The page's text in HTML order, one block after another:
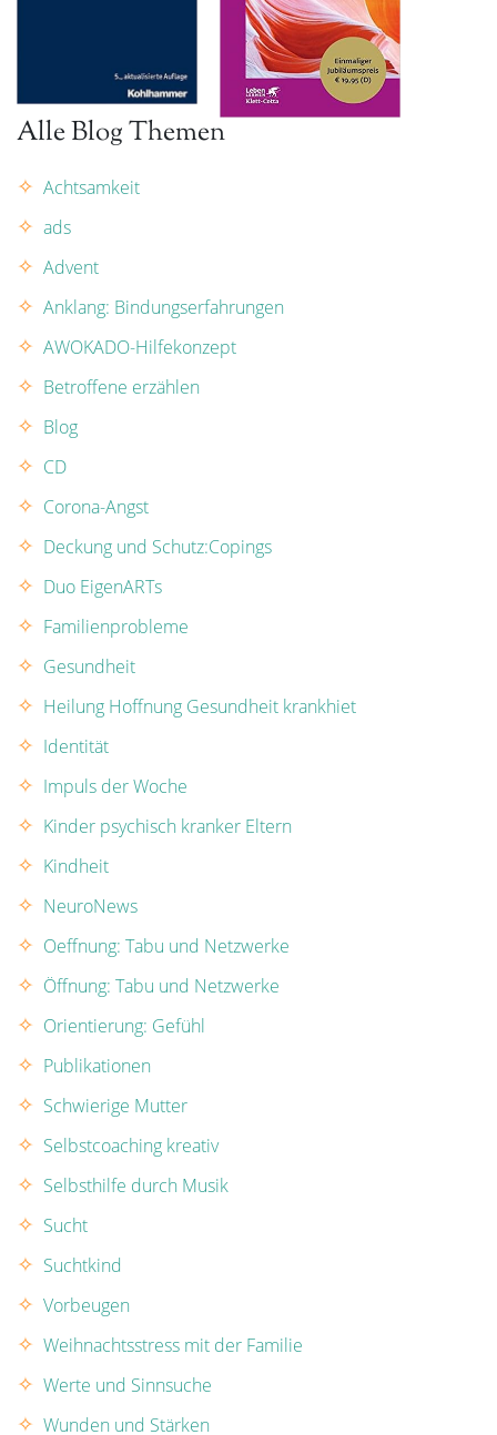
Alle Blog Themen
Achtsamkeit
ads
Advent
Anklang: Bindungserfahrungen
AWOKADO-Hilfekonzept
Betroffene erzählen
Blog
CD
Corona-Angst
Deckung und Schutz:Copings
Duo EigenARTs
Familienprobleme
Gesundheit
Heilung Hoffnung Gesundheit krankhiet
Identität
Impuls der Woche
Kinder psychisch kranker Eltern
Kindheit
NeuroNews
Oeffnung: Tabu und Netzwerke
Öffnung: Tabu und Netzwerke
Orientierung: Gefühl
Publikationen
Schwierige Mutter
Selbstcoaching kreativ
Selbsthilfe durch Musik
Sucht
Suchtkind
Vorbeugen
Weihnachtsstress mit der Familie
Werte und Sinnsuche
Wunden und Stärken